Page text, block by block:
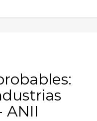
ANII